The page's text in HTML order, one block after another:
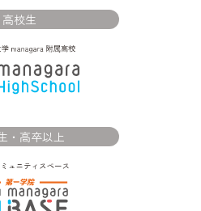
高校生
・高卒以上